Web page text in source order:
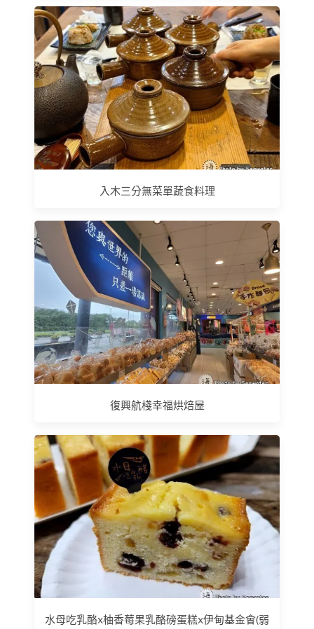
入木三分無菜單蔬食料理
復興航棧幸福烘焙屋
水母吃乳酪x柚香莓果乳酪磅蛋糕x伊甸基金會(弱